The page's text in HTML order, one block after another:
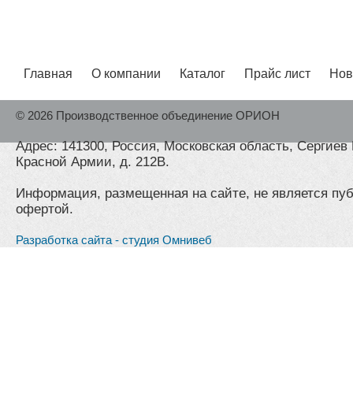
Главная О компании Каталог Прайс лист
© 2026 Производственное объединение ОРИОН
Адрес: 141300, Россия, Московская область,
Красной Армии, д. 212В.
Информация, размещенная на сайте, не является
офертой.
Разработка сайта - студия Омнивеб